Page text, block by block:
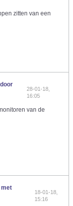
zitten van een
28-01-18,
16:05
van de
met
18-01-18,
15:16